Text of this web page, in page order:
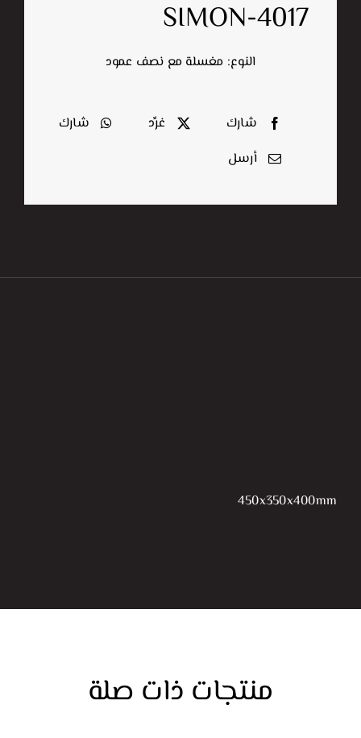
SIMON-4017
النوع: مغسلة مع نصف عمود
شارك غرِّد
شارك
أرسل
450x350x400mm
منتجات ذات صلة